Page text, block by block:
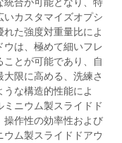
カスタマイズオプシ
た強度対重量比によ
は、極めて細いフレ
とが可能であり、自
限に高める、洗練さ
な構造的性能によ
ニウム製スライドド
操作性の効率性および
ム製スライドドアウ